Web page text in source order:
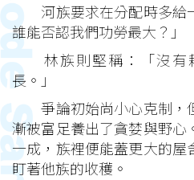
河族要求在分配時多給一
誰能否認我們功勞最大？」
林族則堅稱：「沒有
長。」
爭論初始尚小心克制，
漸被富足養出了貪婪與野心
一成，族裡便能蓋更大的
盯著他族的收穫。